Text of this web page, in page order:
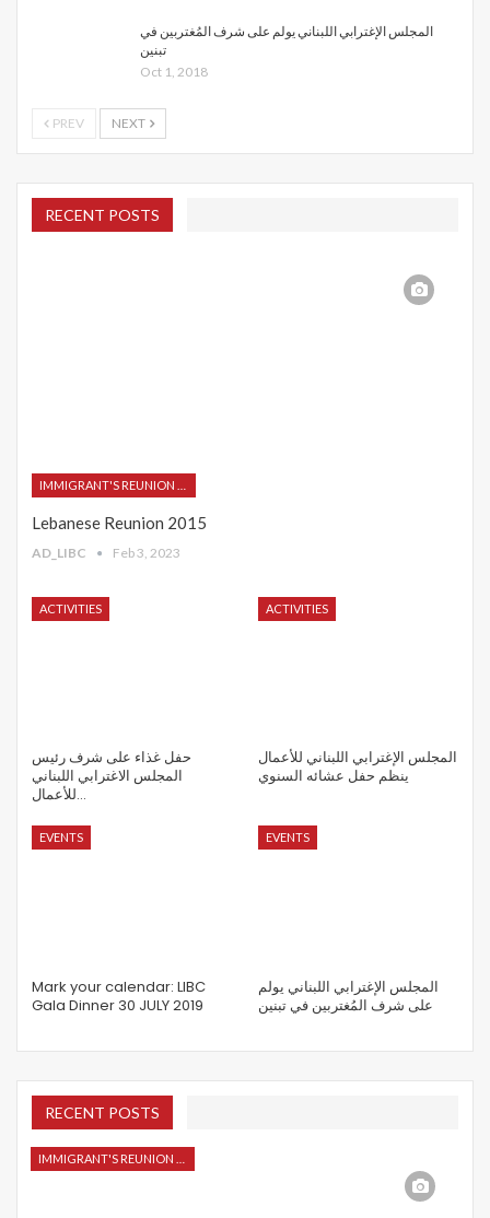
المجلس الإغترابي اللبناني يولم على شرف المُغتربين في
تبنين
Oct 1, 2018
PREV NEXT
RECENT POSTS
Lebanese Reunion 2015
AD_LIBC Feb 3, 2023
ACTIVITIES
حفل غذاء على شرف رئيس
المجلس الاغترابي اللبناني
للأعمال…
ACTIVITIES
المجلس الإغترابي اللبناني للأعمال
ينظم حفل عشائه السنوي
EVENTS
Mark your calendar: LIBC
Gala Dinner 30 JULY 2019
EVENTS
المجلس الإغترابي اللبناني يولم
على شرف المُغتربين في تبنين
RECENT POSTS